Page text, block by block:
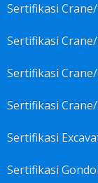
Sertifikasi
Sertifikasi
Sertifikasi
Sertifikasi
Sertifikasi